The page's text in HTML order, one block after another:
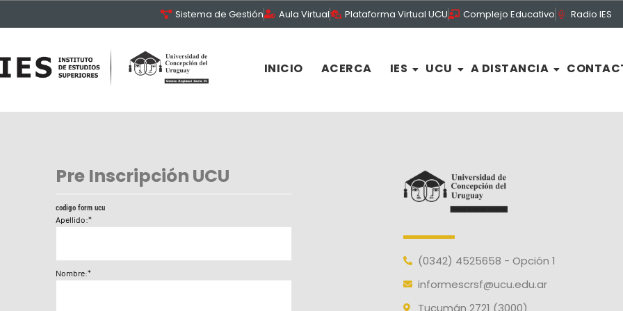
Sistema de Gestión Aula Virtual Plataforma Virtual UCU Complejo Educativo Radio IES
INICIO ACERCA IES UCU A DISTANCIA
Pre Inscripción UCU
codigo form ucu
Apellido:*
Nombre:*
(0342) 4525658 - Opción 1
informescrsf@ucu.edu.ar
Tucumán 2721 (3000)